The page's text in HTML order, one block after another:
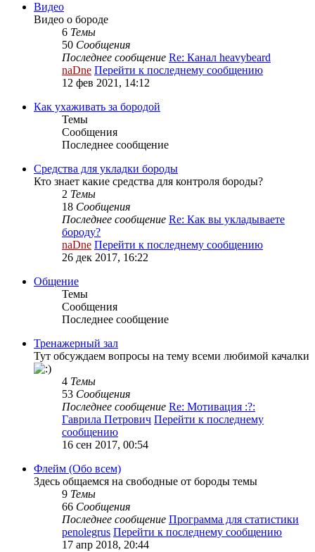
Видео
Видео о бороде
6 Темы
50 Сообщения
Последнее сообщение Re: Канал heavybeard
naDne Перейти к последнему сообщению
12 фев 2021, 14:12
Как ухаживать за бородой
Темы
Сообщения
Последнее сообщение
Средства для укладки бороды
Кто знает какие средства для контроля бороды?
2 Темы
18 Сообщения
Последнее сообщение Re: Как вы укладываете
бороду?
naDne Перейти к последнему сообщению
26 дек 2017, 16:22
Общение
Темы
Сообщения
Последнее сообщение
Тренажерный зал
Тут обсуждаем вопросы на тему всеми любимой качалки
4 Темы
53 Сообщения
Последнее сообщение Re: Мотивация :?:
Гаврила Петрович Перейти к последнему
сообщению
16 сен 2017, 00:54
Флейм (Обо всем)
Здесь общаемся на свободные от бороды темы
9 Темы
66 Сообщения
Последнее сообщение Программа для статистики
penolegrus Перейти к последнему сообщению
17 апр 2018, 20:44